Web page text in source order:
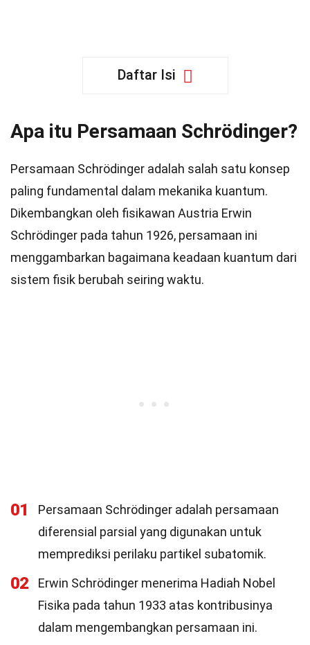
Daftar Isi
Apa itu Persamaan Schrödinger?
Persamaan Schrödinger adalah salah satu konsep
paling fundamental dalam mekanika kuantum.
Dikembangkan oleh fisikawan Austria Erwin
Schrödinger pada tahun 1926, persamaan ini
menggambarkan bagaimana keadaan kuantum dari
sistem fisik berubah seiring waktu.
01
Persamaan Schrödinger adalah persamaan
diferensial parsial yang digunakan untuk
memprediksi perilaku partikel subatomik.
02
Erwin Schrödinger menerima Hadiah Nobel
Fisika pada tahun 1933 atas kontribusinya
dalam mengembangkan persamaan ini.